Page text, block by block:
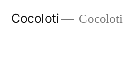
Cocoloti Cocoloti